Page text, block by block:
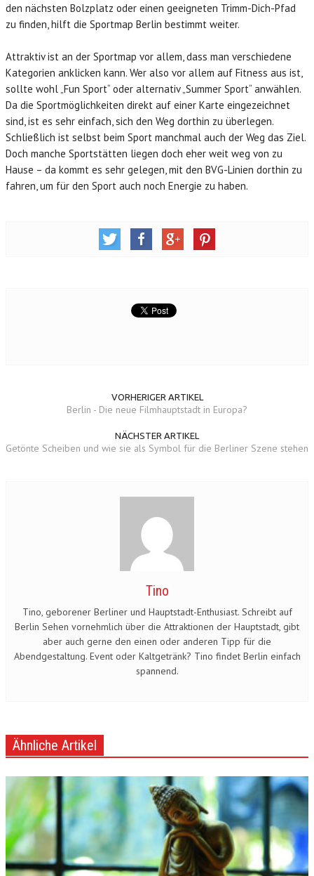
den nächsten Bolzplatz oder einen geeigneten Trimm-Dich-Pfad
zu finden, hilft die Sportmap Berlin bestimmt weiter.
Attraktiv ist an der Sportmap vor allem, dass man verschiedene
Kategorien anklicken kann. Wer also vor allem auf Fitness aus ist,
sollte wohl „Fun Sport“ oder alternativ „Summer Sport“ anwählen.
Da die Sportmöglichkeiten direkt auf einer Karte eingezeichnet
sind, ist es sehr einfach, sich den Weg dorthin zu überlegen.
Schließlich ist selbst beim Sport manchmal auch der Weg das Ziel.
Doch manche Sportstätten liegen doch eher weit weg von zu
Hause – da kommt es sehr gelegen, mit den BVG-Linien dorthin zu
fahren, um für den Sport auch noch Energie zu haben.
VORHERIGER ARTIKEL
Berlin - Die neue Filmhauptstadt in Europa?
NÄCHSTER ARTIKEL
Getönte Scheiben und wie sie als Symbol für die Berliner Szene stehen
Tino
Tino, geborener Berliner und Hauptstadt-Enthusiast. Schreibt auf
Berlin Sehen vornehmlich über die Attraktionen der Hauptstadt, gibt
aber auch gerne den einen oder anderen Tipp für die
Abendgestaltung. Event oder Kaltgetränk? Tino findet Berlin einfach
spannend.
Ähnliche Artikel